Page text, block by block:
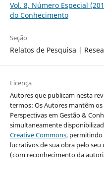
Vol. 8, Número Especial
do Conhecimento
Seção
Relatos de Pesquisa |
Licença
Autores que publicam nesta
termos: Os Autores mantêm
Perspectivas em Gestão &
simultaneamente
Creative Commons,
lucrativos de sua obra pelo
(com reconhecimento da